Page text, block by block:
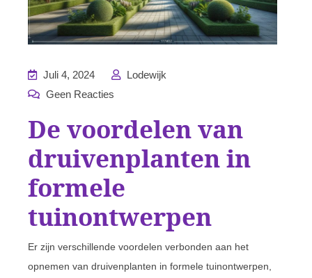
Juli 4, 2024
Lodewijk
Geen Reacties
De voordelen van
druivenplanten in
formele
tuinontwerpen
Er zijn verschillende voordelen verbonden aan het
opnemen van druivenplanten in formele tuinontwerpen,